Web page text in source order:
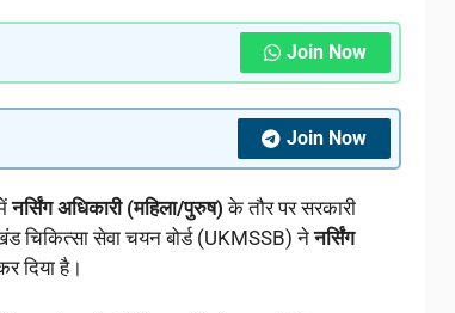
Join Now
Join Now
नर्सिंग अधिकारी (महिला/पुरुष) के तौर पर सरकारी
चिकित्सा सेवा चयन बोर्ड (UKMSSB) नेनर्सिंग
दिया है।